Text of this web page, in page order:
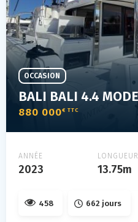
880 000€ TTC
OCCASION
ANNÉE
2023
LONGUEUR
13.75m
458 662 jours